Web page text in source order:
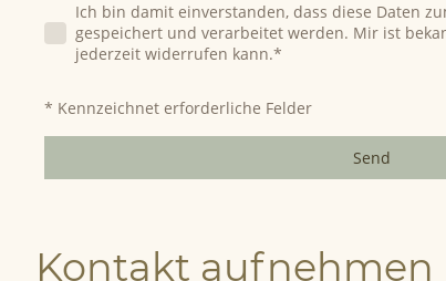
Ich bin damit einverstanden, dass diese Daten
gespeichert und verarbeitet werden. Mir ist
jederzeit widerrufen kann.*
* Kennzeichnet erforderliche Felder
Send
Kontakt aufnehmen